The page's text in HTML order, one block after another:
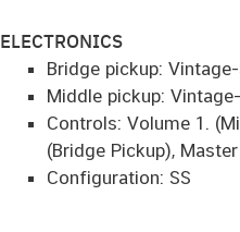
ELECTRONICS
Bridge pickup:
Middle pickup:
Controls: Volume 1.
(Bridge Pickup),
Configuration: SS